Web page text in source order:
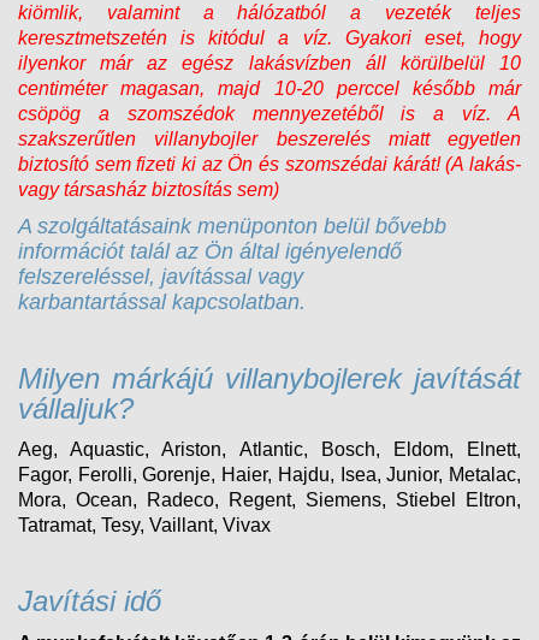
kiömlik, valamint a hálózatból a vezeték teljes
keresztmetszetén is kitódul a víz. Gyakori eset, hogy
ilyenkor már az egész lakásvízben áll körülbelül 10
centiméter magasan, majd 10-20 perccel később már
csöpög a szomszédok mennyezetéből is a víz. A
szakszerűtlen villanybojler beszerelés miatt egyetlen
biztosító sem fizeti ki az Ön és szomszédai kárát! (A lakás-
vagy társasház biztosítás sem)
A szolgáltatásaink menüponton belül bővebb
információt talál az Ön által igényelendő
felszereléssel, javítással vagy
karbantartással kapcsolatban.
Milyen márkájú villanybojlerek javítását
vállaljuk?
Aeg, Aquastic, Ariston, Atlantic, Bosch, Eldom, Elnett,
Fagor, Ferolli, Gorenje, Haier, Hajdu, Isea, Junior, Metalac,
Mora, Ocean, Radeco, Regent, Siemens, Stiebel Eltron,
Tatramat, Tesy, Vaillant, Vivax
Javítási idő